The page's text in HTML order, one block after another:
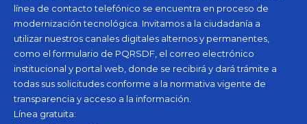
línea de contacto telefónico se encuentra en proceso de
modernización tecnológica. Invitamos a la ciudadanía a
utilizar nuestros canales digitales alternos y permanentes,
como el formulario de PQRSDF, el correo electrónico
institucional y portal web, donde se recibirá y dará trámite a
todas sus solicitudes conforme a la normativa vigente de
transparencia y acceso a la información.
Línea gratuita: